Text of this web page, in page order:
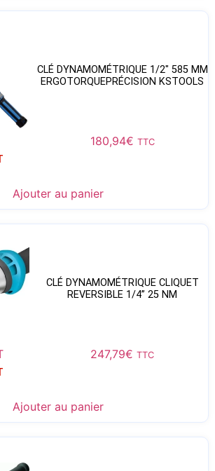
CLÉ DYNAMOMÉTRIQUE 1/2″ 585 MM
ERGOTORQUEPRÉCISION KSTOOLS
180,94€ TTC
Ajouter au panier
CLÉ DYNAMOMÉTRIQUE CLIQUET
REVERSIBLE 1/4” 25 NM
247,79€ TTC
Ajouter au panier